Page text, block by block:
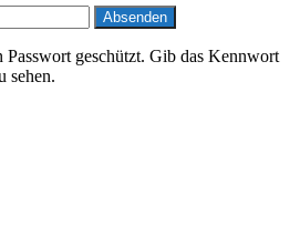
geschützt. Gib das Kennwort
sehen.